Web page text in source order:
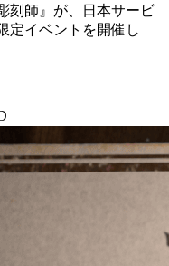
刻師 』が、日本サービ
定イベントを開催し